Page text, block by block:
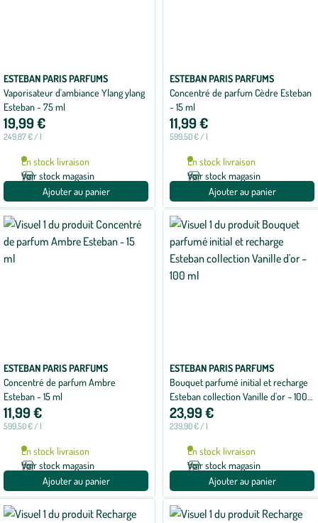
ESTEBAN PARIS PARFUMS
Vaporisateur d'ambiance Ylang ylang
Esteban - 75 ml
19,99 €
249,87 € / l
En stock livraison
Voir stock magasin
Ajouter au panier
ESTEBAN PARIS PARFUMS
Concentré de parfum Cèdre Esteban
- 15 ml
11,99 €
599,50 € / l
En stock livraison
Voir stock magasin
Ajouter au panier
ESTEBAN PARIS PARFUMS
Concentré de parfum Ambre
Esteban - 15 ml
11,99 €
599,50 € / l
En stock livraison
Voir stock magasin
Ajouter au panier
ESTEBAN PARIS PARFUMS
Bouquet parfumé initial et recharge
Esteban collection Vanille d'or – 100
ml
23,99 €
239,90 € / l
En stock livraison
Voir stock magasin
Ajouter au panier